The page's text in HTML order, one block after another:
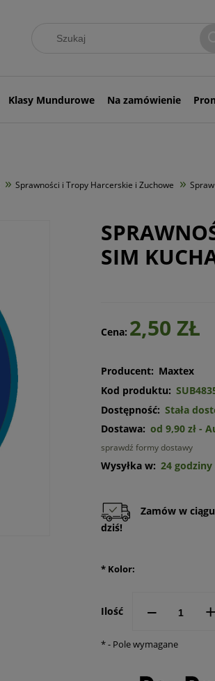
Klasy Mundurowe Na zamówienie
» Sprawności i Tropy Harcerskie i Zuchowe »
SIM
Cena: 2,50 ZŁ
Producent: Maxtex
Kod produktu:
Dostępność: Stała
Dostawa: od 9,90 zł -
Cena
sprawdź formy dostawy
Wysyłka w: 24 godziny
Zamów w
dziś!
*Kolor:
Ilość --
*- Pole wymagane